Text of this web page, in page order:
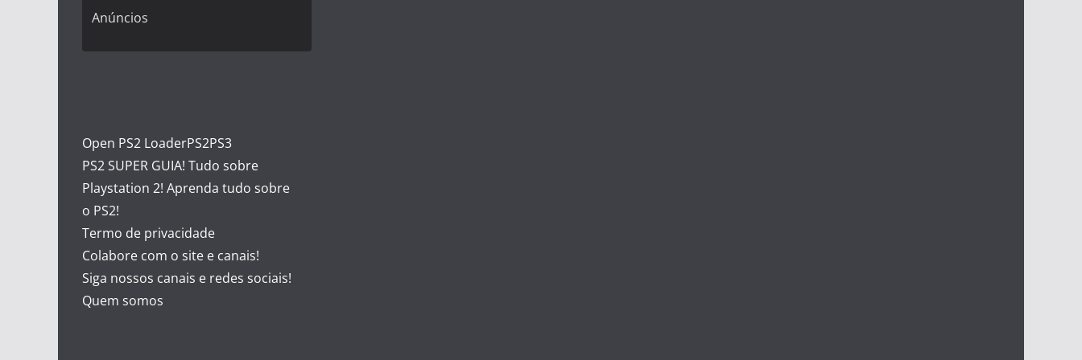
Anúncios
Open PS2 LoaderPS2PS3
PS2 SUPER GUIA! Tudo sobre
Playstation 2! Aprenda tudo sobre
o PS2!
Termo de privacidade
Colabore com o site e canais!
Siga nossos canais e redes sociais!
Quem somos